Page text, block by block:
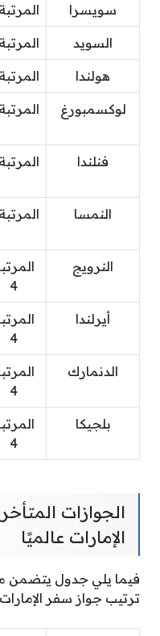
سويسرا
السويد
هولندا
لوكسمبورغ
فنلندا
النمسا
النرويج
4
أيرلندا
4
الدنمارك
4
بلجيكا
4
الجوازات
الإمارات عالميًا
فيما يلي جدول يتضمن
ترتيب جواز سفر الإمارات